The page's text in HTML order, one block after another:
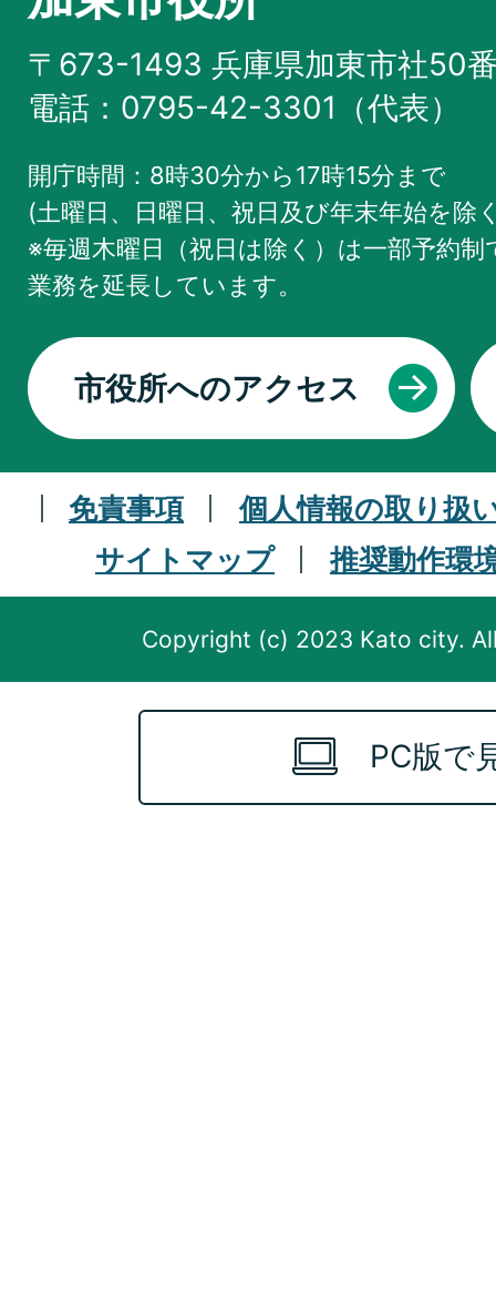
〒673-1493 兵庫県加東市社50
電話：0795-42-3301（代表）
開庁時間：8時30分から17時15分まで
(土曜日、日曜日、祝日及び年末年始を除
※毎週木曜日（祝日は除く）は一部予約
業務を延長しています。
市役所へのアクセス
免責事項
個人情報の取り扱
サイトマップ
推奨動作環
Copyright (c) 2023 Kato city.
PC版で